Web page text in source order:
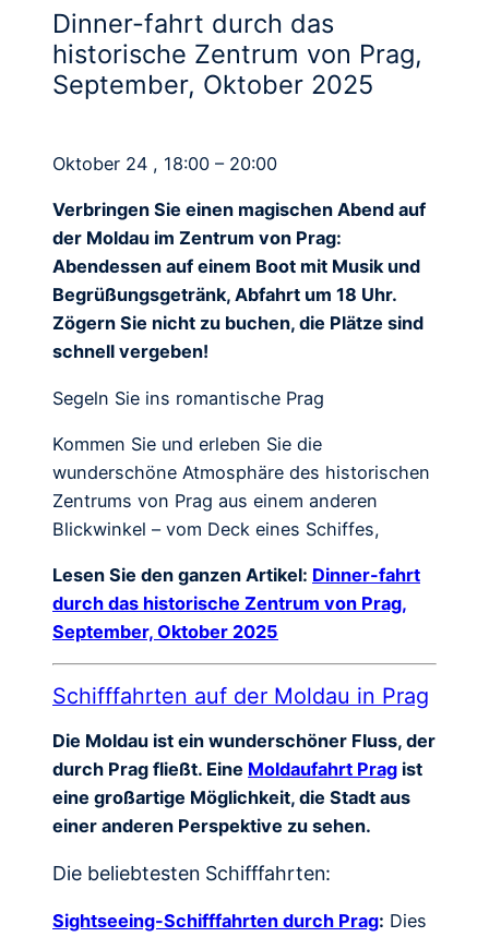
Dinner-fahrt durch das
historische Zentrum von Prag,
September, Oktober 2025
Oktober 24 , 18:00 – 20:00
Verbringen Sie einen magischen Abend auf
der Moldau im Zentrum von Prag:
Abendessen auf einem Boot mit Musik und
Begrüßungsgetränk, Abfahrt um 18 Uhr.
Zögern Sie nicht zu buchen, die Plätze sind
schnell vergeben!
Segeln Sie ins romantische Prag
Kommen Sie und erleben Sie die
wunderschöne Atmosphäre des historischen
Zentrums von Prag aus einem anderen
Blickwinkel – vom Deck eines Schiffes,
Lesen Sie den ganzen Artikel: Dinner-fahrt
durch das historische Zentrum von Prag,
September, Oktober 2025
Schifffahrten auf der Moldau in Prag
Die Moldau ist ein wunderschöner Fluss, der
durch Prag fließt. Eine Moldaufahrt Prag ist
eine großartige Möglichkeit, die Stadt aus
einer anderen Perspektive zu sehen.
Die beliebtesten Schifffahrten:
Sightseeing-Schifffahrten durch Prag: Dies